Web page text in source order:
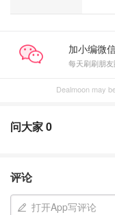
加小编微
每天刷刷朋
Dealmoon may
问大家0
评论
打开App写评论